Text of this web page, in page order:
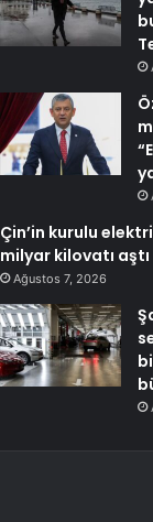
Çin’in kurulu
milyar kilovatı aştı
Ağustos 7, 2026